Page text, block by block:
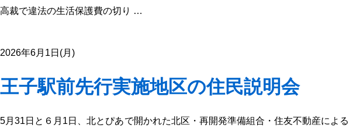
高裁で違法の生活保護費の切り …
2026年6月1日(月)
王子駅前先行実施地区の住民説明会
5月31日と６月1日、北とぴあで開かれた北区・再開発準備組合・住友不動産によ